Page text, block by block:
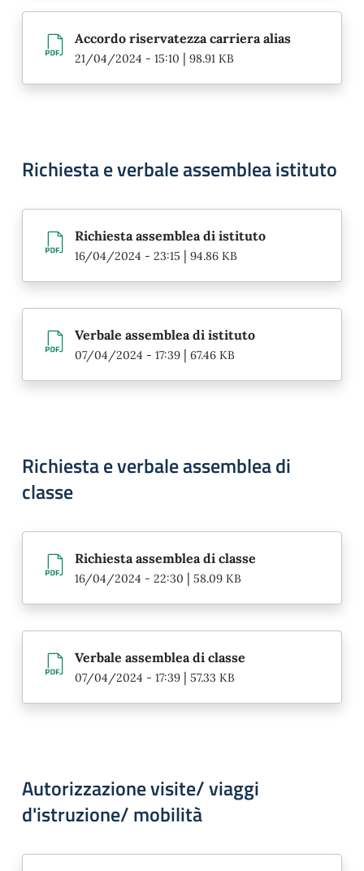
Accordo riservatezza carriera alias
21/04/2024 - 15:10 | 98.91 KB
Richiesta e verbale assemblea istituto
Richiesta assemblea di istituto
16/04/2024 - 23:15 | 94.86 KB
Verbale assemblea di istituto
07/04/2024 - 17:39 | 67.46 KB
Richiesta e verbale assemblea di
classe
Richiesta assemblea di classe
16/04/2024 - 22:30 | 58.09 KB
Verbale assemblea di classe
07/04/2024 - 17:39 | 57.33 KB
Autorizzazione visite/ viaggi
d'istruzione/ mobilità